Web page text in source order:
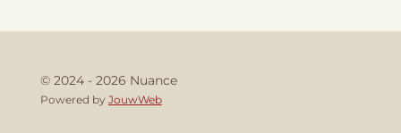
© 2024 - 2026 Nuance
Powered by JouwWeb